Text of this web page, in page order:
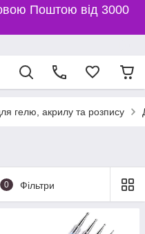
Поштою від 3000
гелю, акрилу та розпису
0 Фільтри